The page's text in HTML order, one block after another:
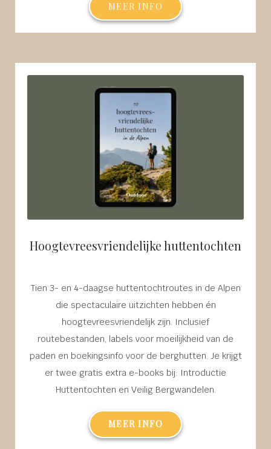
MEER INFO
Hoogtevreesvriendelijke huttentochten
Tien 3- en 4-daagse huttentochtroutes in de Alpen
die spectaculaire uitzichten hebben én
hoogtevreesvriendelijk zijn. Inclusief
routebestanden, labels voor moeilijkheid van de
paden en boekingsinfo voor de berghutten. Je krijgt
er twee gratis extra e-books bij: Introductie
Huttentochten en Veilig Bergwandelen.
MEER INFO